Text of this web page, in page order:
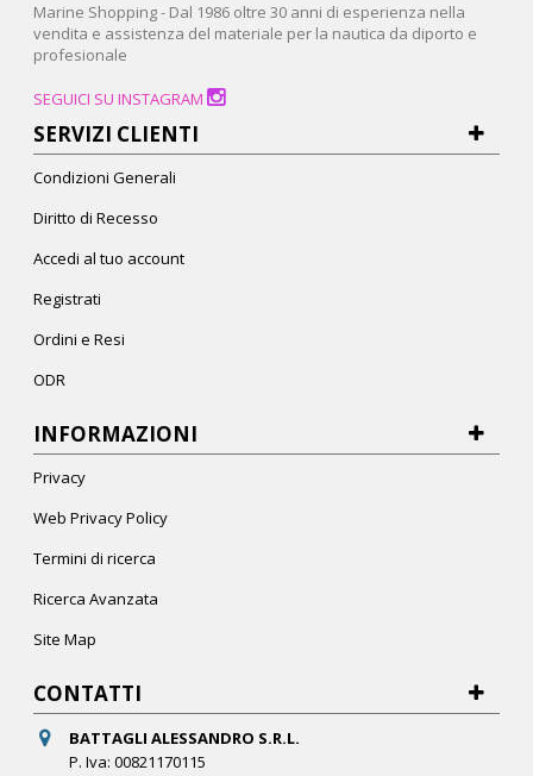
Marine Shopping - Dal 1986 oltre 30 anni di esperienza nella
vendita e assistenza del materiale per la nautica da diporto e
profesionale
SEGUICI SU INSTAGRAM
SERVIZI CLIENTI
Condizioni Generali
Diritto di Recesso
Accedi al tuo account
Registrati
Ordini e Resi
ODR
INFORMAZIONI
Privacy
Web Privacy Policy
Termini di ricerca
Ricerca Avanzata
Site Map
CONTATTI
BATTAGLI ALESSANDRO S.R.L.
P. Iva: 00821170115